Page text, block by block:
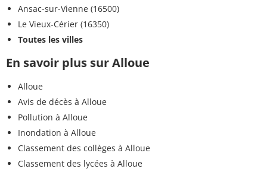
Ansac-sur-Vienne (16500)
Le Vieux-Cérier (16350)
Toutes les villes
En savoir plus sur Alloue
Alloue
Avis de décès à Alloue
Pollution à Alloue
Inondation à Alloue
Classement des collèges à Alloue
Classement des lycées à Alloue